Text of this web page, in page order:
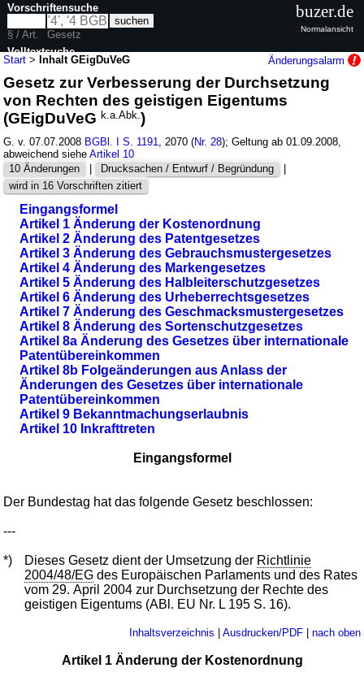
Start >Inhalt GEigDuVeG Änderungsalarm
Gesetz zur Verbesserung der Durchsetzung
von Rechten des geistigen Eigentums
(GEigDuVeGk.a.Abk.)
G. v. 07.07.2008 BGBl. I S. 1191 , 2070 (Nr. 28); Geltung ab 01.09.2008,
abweichend sieheArtikel 10
10 Änderungen
| Drucksachen / Entwurf / Begründung
|
wird in 16 Vorschriften zitiert
Eingangsformel
Artikel 1 Änderung der Kostenordnung
Artikel 2 Änderung des Patentgesetzes
Artikel 3 Änderung des Gebrauchsmustergesetzes
Artikel 4 Änderung des Markengesetzes
Artikel 5 Änderung des Halbleiterschutzgesetzes
Artikel 6 Änderung des Urheberrechtsgesetzes
Artikel 7 Änderung des Geschmacksmustergesetzes
Artikel 8 Änderung des Sortenschutzgesetzes
Artikel 8a Änderung des Gesetzes über internationale
Patentübereinkommen
Artikel 8b Folgeänderungen aus Anlass der
Änderungen des Gesetzes über internationale
Patentübereinkommen
Artikel 9 Bekanntmachungserlaubnis
Artikel 10 Inkrafttreten
Eingangsformel
Der Bundestag hat das folgende Gesetz beschlossen:
---
*) Dieses Gesetz dient der Umsetzung der Richtlinie
2004/48/EG des Europäischen Parlaments und des Rates
vom 29. April 2004 zur Durchsetzung der Rechte des
geistigen Eigentums (ABl. EU Nr. L 195 S. 16).
Inhaltsverzeichnis | Ausdrucken/PDF| nach oben
Artikel 1 Änderung der Kostenordnung
Vorschriftensuche
§ / Art.
Gesetz
Volltextsuche
nur in GEigDuVeG
buzer.de
Normalansicht